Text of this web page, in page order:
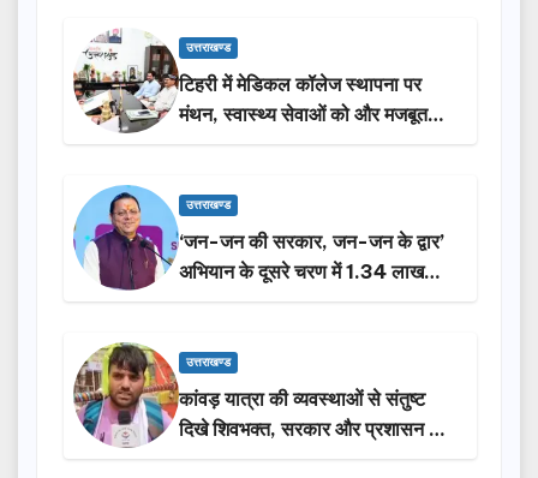
उत्तराखण्ड
टिहरी में मेडिकल कॉलेज स्थापना पर
मंथन, स्वास्थ्य सेवाओं को और मजबूत
करेगी सरकार: मुख्यमंत्री धामी…
उत्तराखण्ड
‘जन-जन की सरकार, जन-जन के द्वार’
अभियान के दूसरे चरण में 1.34 लाख
लोगों की भागीदारी…
उत्तराखण्ड
कांवड़ यात्रा की व्यवस्थाओं से संतुष्ट
दिखे शिवभक्त, सरकार और प्रशासन की
सराहना…